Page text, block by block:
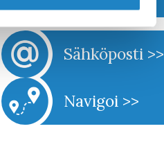
Sähköposti >>
Navigoi >>